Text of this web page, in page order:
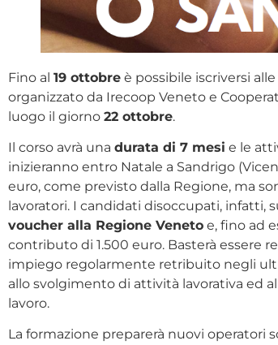
Fino al 19 ottobre è possibile iscriversi
organizzato da Irecoop Veneto e
luogo il giorno 22 ottobre.
Il corso avrà una durata di 7 mesi e le
inizieranno entro Natale a Sandrigo
euro, come previsto dalla Regione, ma
lavoratori. I candidati disoccupati, infatti,
voucher alla Regione Veneto e, fino ad
contributo di 1.500 euro. Basterà essere
impiego regolarmente retribuito negli
allo svolgimento di attività lavorativa ed
lavoro.
La formazione preparerà nuovi operatori